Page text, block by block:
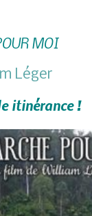
MOI
Léger
itinérance !